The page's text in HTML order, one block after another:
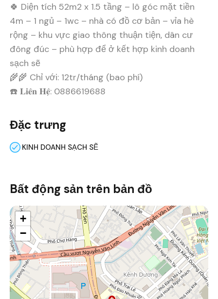
🍀 Diện tích 52m2 x 1.5 tầng – lô góc mặt tiền
4m – 1 ngủ – 1wc – nhà có đồ cơ bản – vỉa hè
rộng – khu vực giao thông thuận tiện, dân cư
đông đúc – phù hợp để ở kết hợp kinh doanh
sạch sẽ
🌾🌾 Chỉ với: 12tr/tháng (bao phí)
☎️ 𝐋𝐢𝐞̂𝐧 𝐇𝐞̣̂: 0886619688
Đặc trưng
KINH DOANH SẠCH SẼ
Bất động sản trên bản đồ
+
−